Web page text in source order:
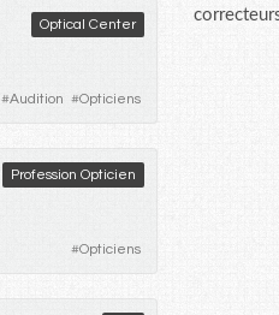
Optical Center
#Audition #Opticiens
Profession Opticien
#Opticiens